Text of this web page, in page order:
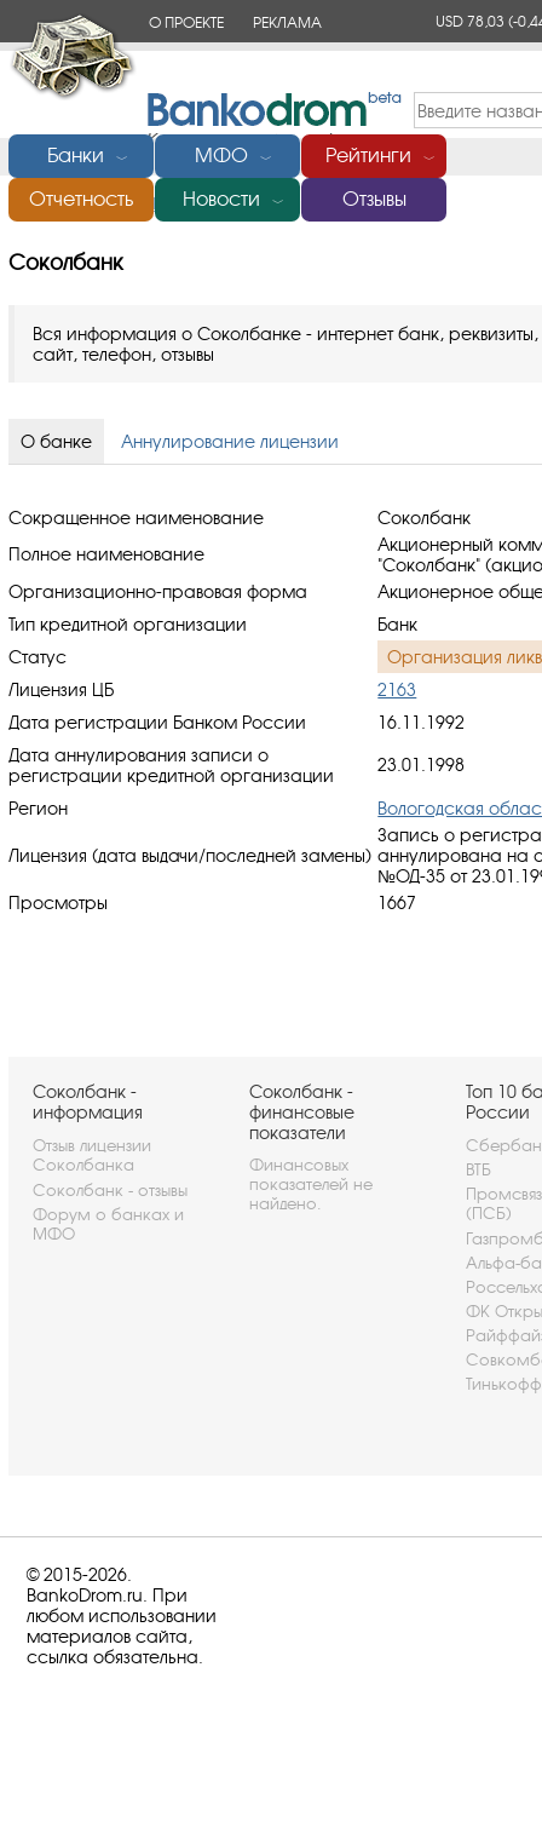
О ПРОЕКТЕ РЕКЛАМА USD 78,03(-
Банки ﹀ МФО ﹀ Рейтинги ﹀
Отчетность Новости ﹀ Отзывы
Главная/Банки России/Соколбанк
Соколбанк
Вся информация о Соколбанке - интернет банк,
сайт, телефон, отзывы
О банке Аннулирование лицензии
Сокращенное наименование
Соколбанк
Полное наименование
Акционерный
"Соколбанк"
Организационно-правовая форма
Акционерное
Тип кредитной организации
Банк
Статус
Организация
Лицензия ЦБ
2163
Дата регистрации Банком России
16.11.1992
Дата аннулирования записи о
регистрации кредитной организации
23.01.1998
Регион Вологодская
Лицензия (дата выдачи/последней замены)
Запись о
аннулирована на
№ОД-35 от
Просмотры
1667
Соколбанк -
информация
Отзыв лицензии
Соколбанка
Соколбанк - отзывы
Форум о банках и
МФО
Соколбанк -
финансовые
показатели
Финансовых
показателей не
найдено.
Топ 10
России
ВТБ
(ПСБ)
Альфа-
ФК
© 2015-2026.
BankoDrom.ru. При
любом использовании
материалов сайта,
ссылка обязательна.